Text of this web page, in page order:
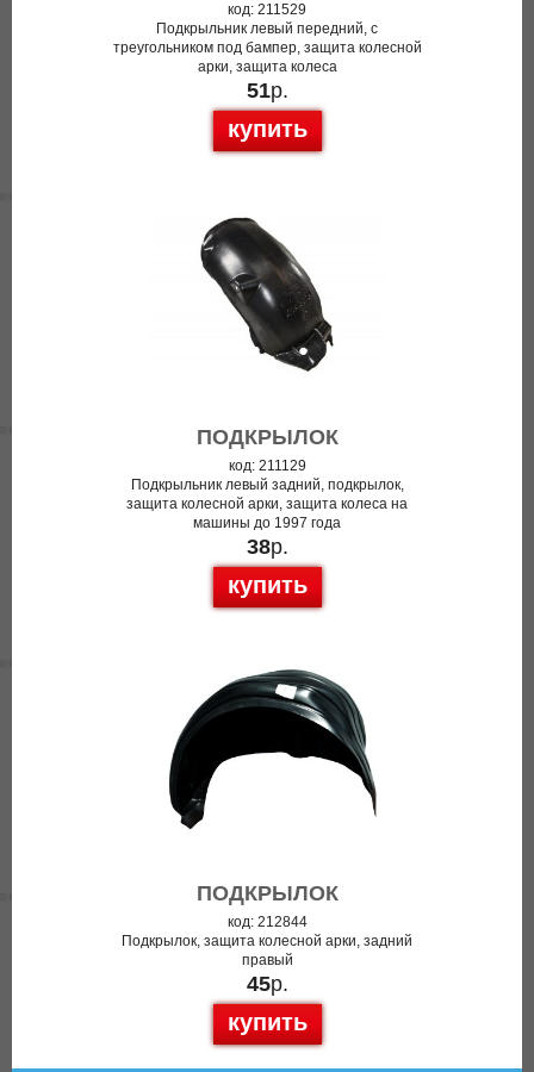
код: 211529
Подкрыльник левый передний, с
треугольником под бампер, защита колесной
арки, защита колеса
51р.
купить
ПОДКРЫЛОК
код: 211129
Подкрыльник левый задний, подкрылок,
защита колесной арки, защита колеса на
машины до 1997 года
38р.
купить
ПОДКРЫЛОК
код: 212844
Подкрылок, защита колесной арки, задний
правый
45р.
купить